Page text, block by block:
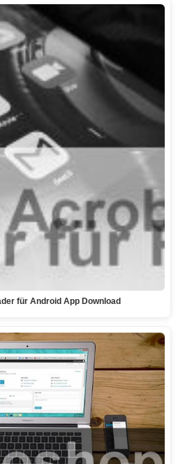
für Android App Download